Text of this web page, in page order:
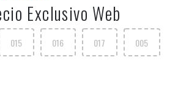
Exclusivo Web
015 016 017 005